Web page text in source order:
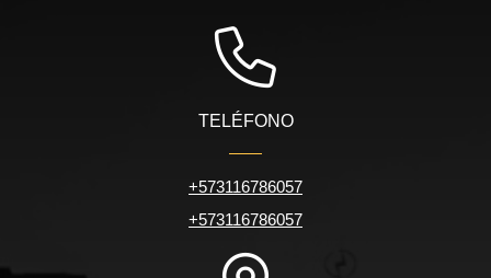
TELÉFONO
+573116786057
+573116786057